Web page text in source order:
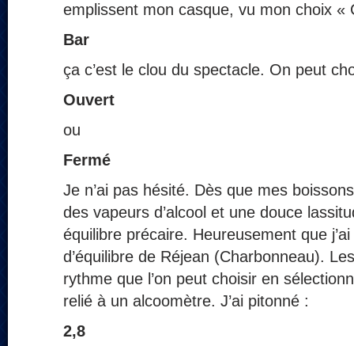
emplissent mon casque, vu mon choix «
Bar
ça c’est le clou du spectacle. On peut
Ouvert
ou
Fermé
Je n’ai pas hésité. Dès que mes
des vapeurs d’alcool et une douce
équilibre précaire. Heureusement que
d’équilibre de Réjean (Charbonneau).
rythme que l’on peut choisir en
relié à un alcoomètre. J’ai pitonné :
2,8